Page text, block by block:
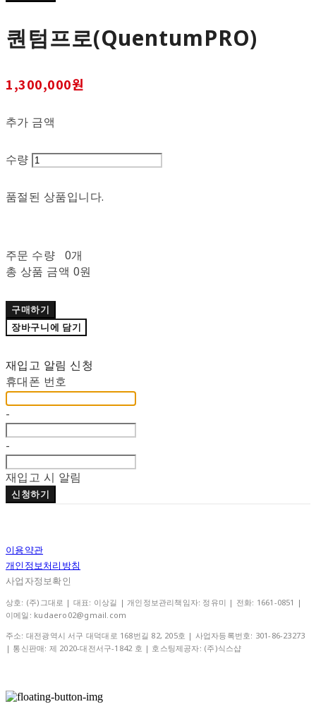
퀀텀프로(QuentumPRO)
1,300,000원
추가 금액
수량
품절된 상품입니다.
주문 수량
0개
총 상품 금액 0원
구매하기
장바구니에 담기
재입고 알림 신청
휴대폰 번호
-
-
재입고 시 알림
신청하기
이용약관
개인정보처리방침
사업자정보확인
상호: (주)그대로 | 대표: 이상길 | 개인정보관리책임자: 정유미 | 전화: 1661-0851 |
이메일: kudaero02@gmail.com
주소: 대전광역시 서구 대덕대로 168번길 82, 205호 | 사업자등록번호: 301-86-23273
| 통신판매: 제 2020-대전서구-1842 호 | 호스팅제공자: (주)식스샵